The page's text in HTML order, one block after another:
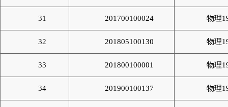
31 201700100024 物理
32 201805100130 物理
33 201800100001 物理
34 201900100137 物理